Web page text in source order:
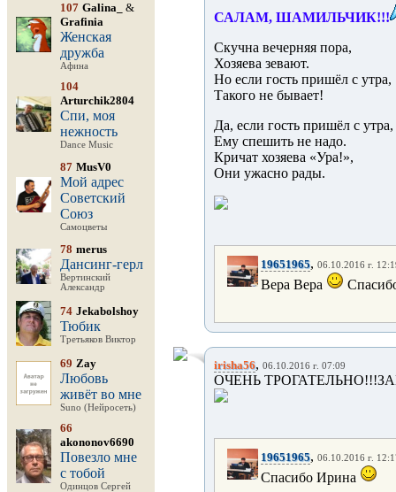
107 Galina_
&
Grafinia
Женская
дружба
Афина
104
Arturchik2804
Спи, моя
нежность
Dance Music
87 MusV0
Мой адрес
Советский
Союз
Самоцветы
78 merus
Дансинг-герл
Вертинский
Александр
74 Jekabolshoy
Тюбик
Третьяков Виктор
69 Zay
Любовь
живёт во мне
Suno (Нейросеть)
66
akononov6690
Повезло мне
с тобой
Одинцов Сергей
САЛАМ, ШАМИЛЬЧИК!!!
Скучна вечерняя пора,
Хозяева зевают.
Но если гость пришёл с утра,
Такого не бывает!
Да, если гость пришёл с
Ему спешить не надо.
Кричат хозяева «Ура!»,
Они ужасно рады.
19651965, 06.10.2016 г.
Вера Вера
irisha56, 06.10.2016 г. 07:09
ОЧЕНЬ
19651965, 06.10.2016 г.
Спасибо Ирина